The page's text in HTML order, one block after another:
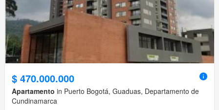
$ 470.000.000
Apartamento in Puerto Bogotá, Guaduas, Departamento de
Cundinamarca